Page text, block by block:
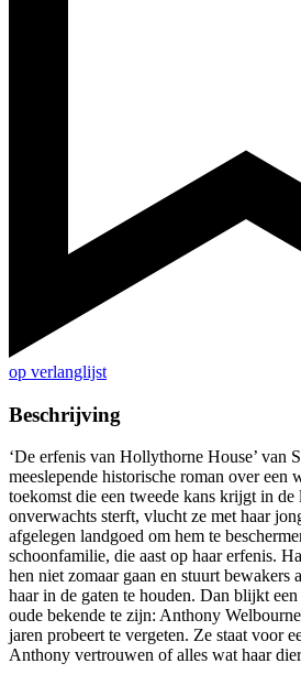
op verlanglijst
Beschrijving
‘De erfenis van Hollythorne House’ van
meeslepende historische roman over een
toekomst die een tweede kans krijgt in
onverwachts sterft, vlucht ze met haar
afgelegen landgoed om hem te
schoonfamilie, die aast op haar erfenis.
hen niet zomaar gaan en stuurt bewakers
haar in de gaten te houden. Dan blijkt
oude bekende te zijn: Anthony
jaren probeert te vergeten. Ze staat voor
Anthony vertrouwen of alles wat haar